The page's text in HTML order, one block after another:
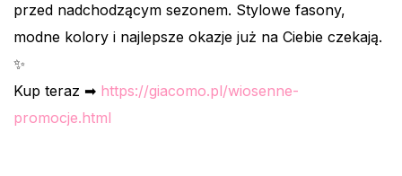
przed nadchodzącym sezonem. Stylowe fasony,
modne kolory i najlepsze okazje już na Ciebie czekają.
✨
Kup teraz ➡︎ https://giacomo.pl/wiosenne-
promocje.html